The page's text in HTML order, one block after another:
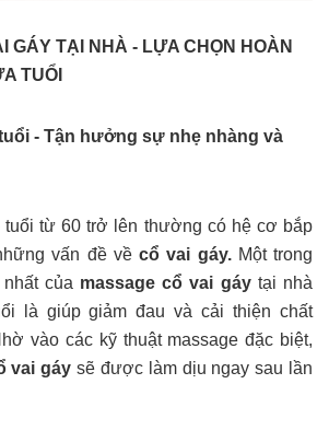
GÁY TẠI NHÀ - LỰA CHỌN HOÀN
TUỔI
- Tận hưởng sự nhẹ nhàng và
từ 60 trở lên thường có hệ cơ bắp
vấn đề về cổ vai gáy.Một trong
của massage cổ vai gáytại nhà
là giúp giảm đau và cải thiện chất
vào các kỹ thuật massage đặc biệt,
vai gáy sẽ được làm dịu ngay sau lần